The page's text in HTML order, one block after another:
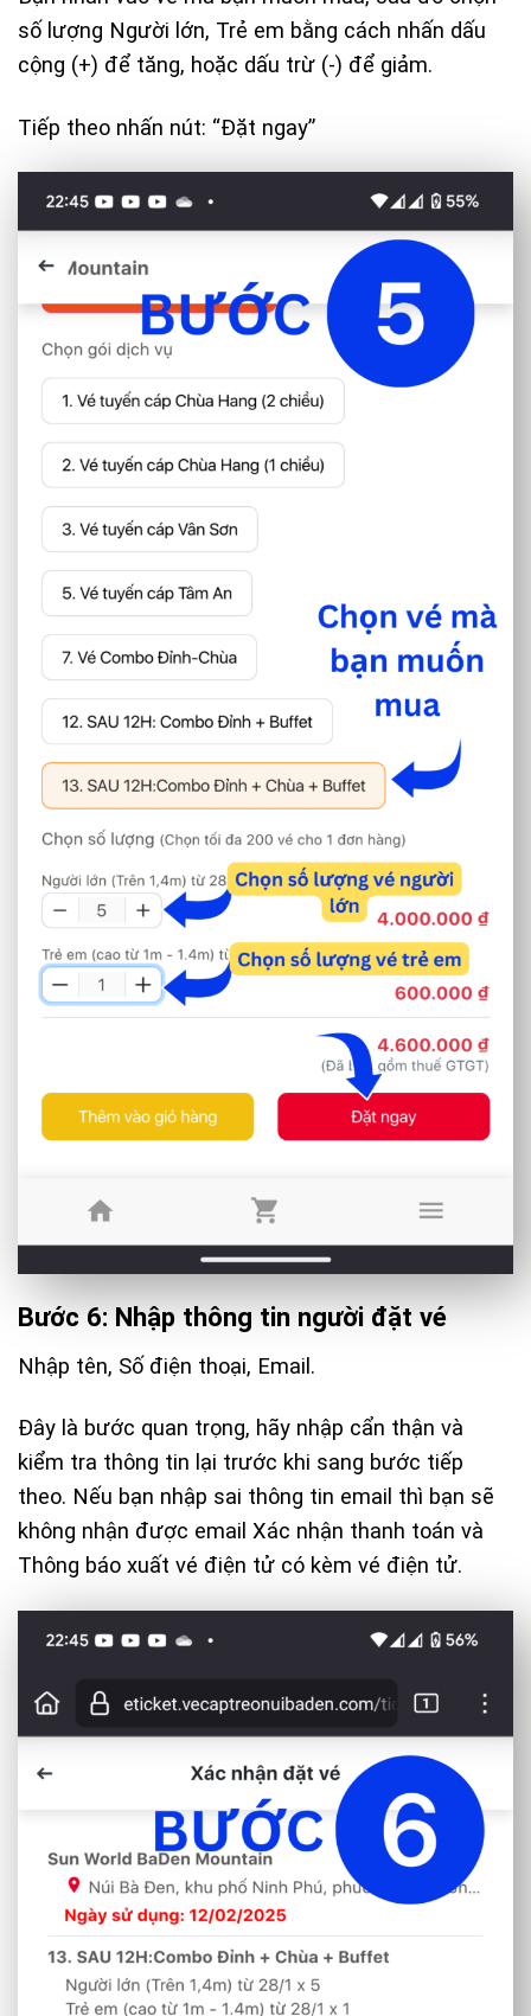
số lượng Người lớn, Trẻ em bằng cách nhấn dấu
cộng (+) để tăng, hoặc dấu trừ (-) để giảm.
Tiếp theo nhấn nút: “Đặt ngay”
Bước 6: Nhập thông tin người đặt vé
Nhập tên, Số điện thoại, Email.
Đây là bước quan trọng, hãy nhập cẩn thận và
kiểm tra thông tin lại trước khi sang bước tiếp
theo. Nếu bạn nhập sai thông tin email thì bạn sẽ
không nhận được email Xác nhận thanh toán và
Thông báo xuất vé điện tử có kèm vé điện tử.